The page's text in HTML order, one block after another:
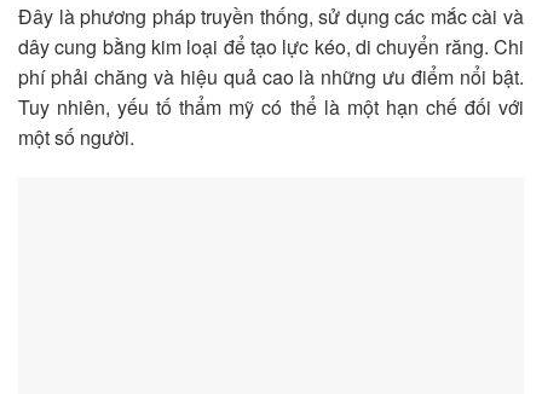
Đây là phương pháp truyền thống, sử dụng các mắc cài và
dây cung bằng kim loại để tạo lực kéo, di chuyển răng. Chi
phí phải chăng và hiệu quả cao là những ưu điểm nổi bật.
Tuy nhiên, yếu tố thẩm mỹ có thể là một hạn chế đối với
một số người.